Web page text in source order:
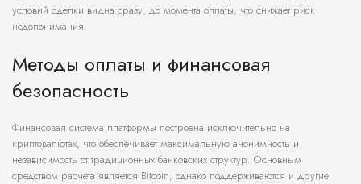
условий сделки видна сразу, до момента оплаты, что снижает риск
недопонимания.
Методы оплаты и финансовая
безопасность
Финансовая система платформы построена исключительно на
криптовалютах, что обеспечивает максимальную анонимность и
независимость от традиционных банковских структур. Основным
средством расчета является Bitcoin, однако поддерживаются и другие